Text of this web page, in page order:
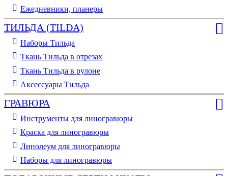
Ежедневники, планеры
ТИЛЬДА (TILDA)
Наборы Тильда
Ткань Тильда в отрезах
Ткань Тильда в рулоне
Аксессуары Тильда
ГРАВЮРА
Инструменты для линогравюры
Краска для линогравюры
Линолеум для линогравюры
Наборы для линогравюры